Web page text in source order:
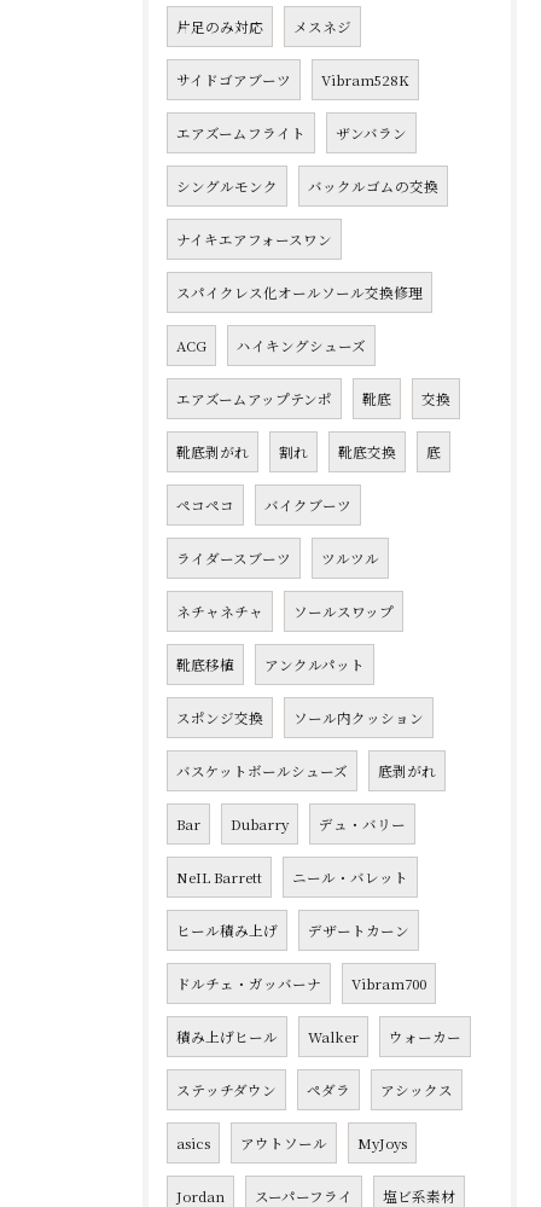
片足のみ対応 メスネジ
サイドゴアブーツ Vibram528K
エアズームフライト ザンバラン
シングルモンク バックルゴムの交換
ナイキエアフォースワン
スパイクレス化オールソール交換修理
ACG ハイキングシューズ
エアズームアップテンポ 靴底 交換
靴底剥がれ 割れ 靴底交換 底
ペコペコ バイクブーツ
ライダースブーツ ツルツル
ネチャネチャ ソールスワップ
靴底移植 アンクルパット
スポンジ交換 ソール内クッション
バスケットボールシューズ 底剥がれ
Bar Dubarry デュ・バリー
NeIL Barrett ニール・バレット
ヒール積み上げ デザートカーン
ドルチェ・ガッバーナ Vibram700
積み上げヒール Walker ウォーカー
ステッチダウン ペダラ アシックス
asics アウトソール MyJoys
Jordan スーパーフライ 塩ビ系素材